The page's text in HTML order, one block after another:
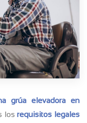
grúa elevadora en
losrequisitos legales